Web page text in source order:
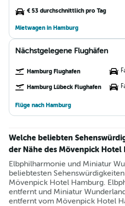
€ 53 durchschnittlich pro Tag
Mietwagen in Hamburg
Nächstgelegene Flughäfen
Hamburg Flughafen
Hamburg Lübeck Flughafen
Flüge nach Hamburg
Welche beliebten
der Nähe des Mövenpick Hotel
Elbphilharmonie und Miniatur
beliebtesten
Mövenpick Hotel Hamburg.
entfernt und Miniatur
entfernt vom Mövenpick Hotel